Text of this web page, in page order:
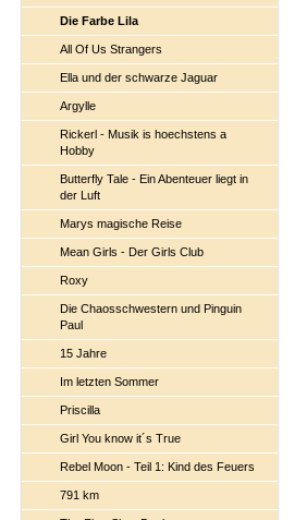
Die Farbe Lila
All Of Us Strangers
Ella und der schwarze Jaguar
Argylle
Rickerl - Musik is hoechstens a
Hobby
Butterfly Tale - Ein Abenteuer liegt in
der Luft
Marys magische Reise
Mean Girls - Der Girls Club
Roxy
Die Chaosschwestern und Pinguin
Paul
15 Jahre
Im letzten Sommer
Priscilla
Girl You know it´s True
Rebel Moon - Teil 1: Kind des Feuers
791 km